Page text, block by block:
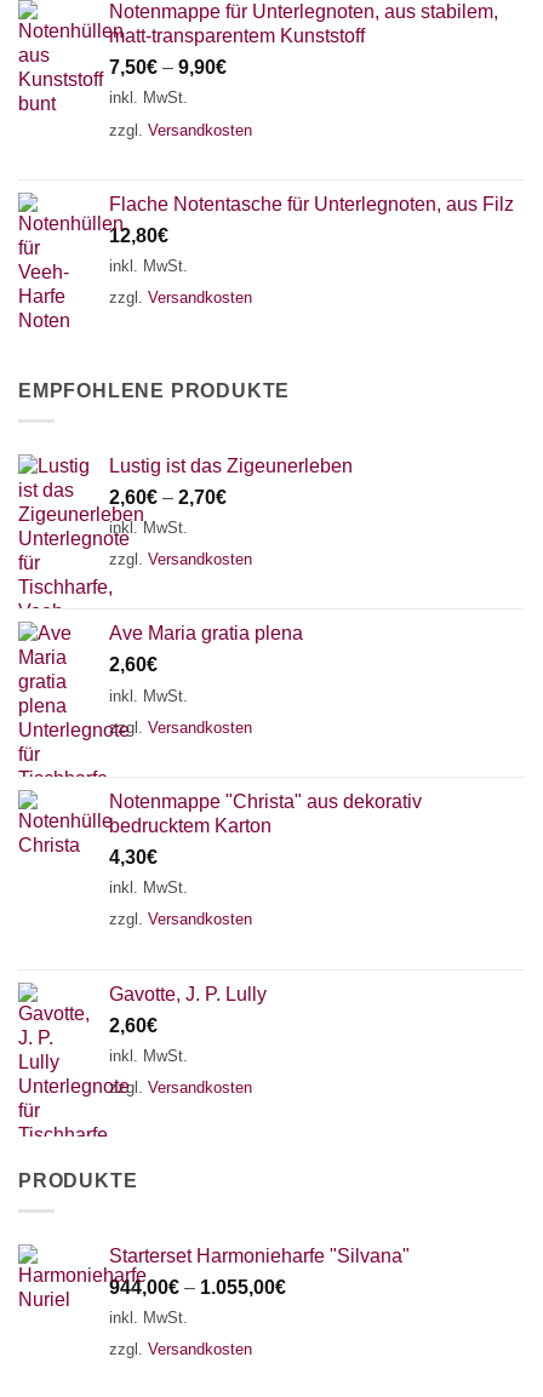
Notenmappe für Unterlegnoten, aus stabilem,
matt-transparentem Kunststoff
7,50€ – 9,90€
inkl. MwSt.
zzgl. Versandkosten
Flache Notentasche für Unterlegnoten, aus Filz
12,80€
inkl. MwSt.
zzgl. Versandkosten
EMPFOHLENE PRODUKTE
Lustig ist das Zigeunerleben
2,60€ – 2,70€
inkl. MwSt.
zzgl. Versandkosten
Ave Maria gratia plena
2,60€
inkl. MwSt.
zzgl. Versandkosten
Notenmappe "Christa" aus dekorativ
bedrucktem Karton
4,30€
inkl. MwSt.
zzgl. Versandkosten
Gavotte, J. P. Lully
2,60€
inkl. MwSt.
zzgl. Versandkosten
PRODUKTE
Starterset Harmonieharfe "Silvana"
944,00€ – 1.055,00€
inkl. MwSt.
zzgl. Versandkosten